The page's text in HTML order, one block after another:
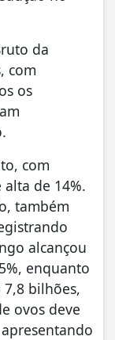
da
com
os
com
de 14%.
também
alcançou
enquanto
7,8 bilhões,
ovos deve